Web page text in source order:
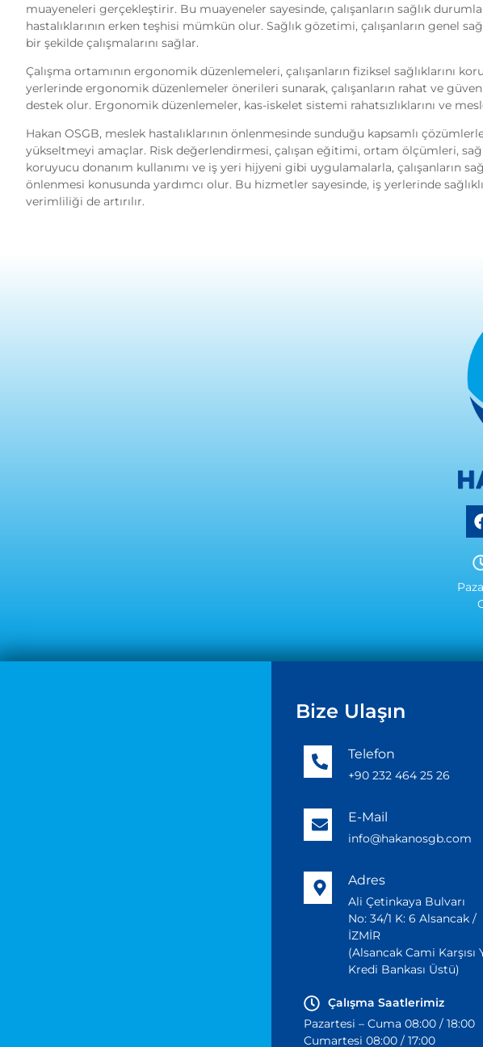
muayeneleri gerçekleştirir. Bu muayeneler sayesinde, çalışanların sağlık
hastalıklarının erken teşhisi mümkün olur. Sağlık gözetimi, çalışanların genel
bir şekilde çalışmalarını sağlar.
Çalışma ortamının ergonomik düzenlemeleri, çalışanların fiziksel sağlıklarını
yerlerinde ergonomik düzenlemeler önerileri sunarak, çalışanların rahat ve
destek olur. Ergonomik düzenlemeler, kas-iskelet sistemi rahatsızlıklarını ve
Hakan OSGB, meslek hastalıklarının önlenmesinde sunduğu kapsamlı
yükseltmeyi amaçlar. Risk değerlendirmesi, çalışan eğitimi, ortam ölçümleri,
koruyucu donanım kullanımı ve iş yeri hijyeni gibi uygulamalarla, çalışanların
önlenmesi konusunda yardımcı olur. Bu hizmetler sayesinde, iş yerlerinde
verimliliği de artırılır.
Bize Ulaşın
Telefon
+90 232 464 25 26
E-Mail
info@hakanosgb.com
Adres
Ali Çetinkaya Bulvarı
No: 34/1 K: 6 Alsancak /
İZMİR
(Alsancak Cami Karşısı
Kredi Bankası Üstü)
Çalışma Saatlerimiz
Pazartesi – Cuma 08:00 / 18:00
Cumartesi 08:00 / 17:00